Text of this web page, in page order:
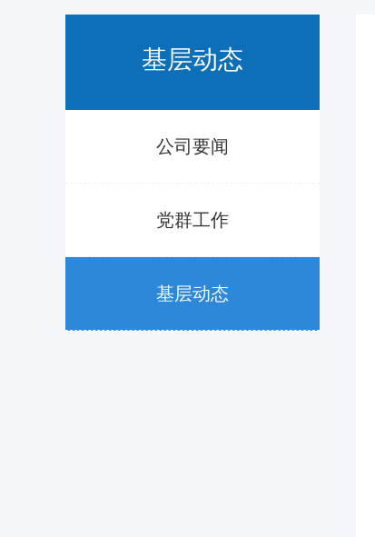
基层动态
公司要闻
党群工作
基层动态